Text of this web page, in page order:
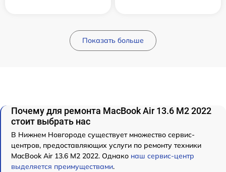
Показать больше
Почему для ремонта MacBook Air 13.6 M2 2022
стоит выбрать нас
В Нижнем Новгороде существует множество сервис-
центров, предоставляющих услуги по ремонту техники
MacBook Air 13.6 M2 2022. Однако наш сервис-центр
выделяется преимуществами.